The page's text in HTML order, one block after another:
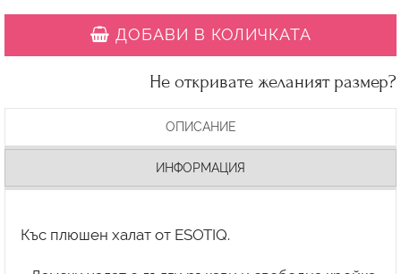
ДОБАВИ В КОЛИЧКАТА
Не откривате желаният размер?
ОПИСАНИЕ
ИНФОРМАЦИЯ
Къс плюшен халат от ESOTIQ.